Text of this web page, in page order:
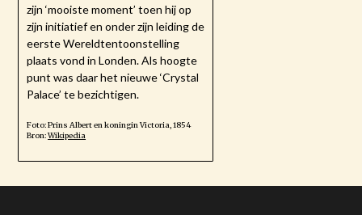
zijn ‘mooiste moment’ toen hij op
zijn initiatief en onder zijn leiding de
eerste Wereldtentoonstelling
plaats vond in Londen. Als hoogte
punt was daar het nieuwe ‘Crystal
Palace’ te bezichtigen.
Foto: Prins Albert en koningin Victoria, 1854
Bron:Wikipedia